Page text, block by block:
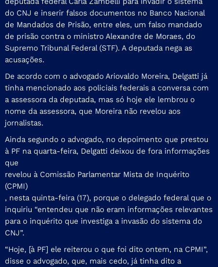
do CNJ e inserir falsos documentos no Banco Nacional
de Mandados de Prisão, entre eles, um falso mandado
de prisão contra o ministro Alexandre de Moraes, do
Supremo Tribunal Federal (STF). A deputada nega as
acusações.
De acordo com o advogado Ariovaldo Moreira, Delgatti já
tinha mencionado aos policiais federais a conversa com
a assessora da deputada, mas só hoje ele lembrou o
nome da assessora, que Moreira não revelou aos
jornalistas.
Ainda segundo o advogado, no depoimento que prestou
à PF na quarta-feira, Delgatti deixou de fora informações
que
revelou à Comissão Parlamentar Mista de Inquérito
(CPMI)
, nesta quinta-feira (17), porque o delegado federal que o
inquiriu “entendeu que não eram informações relevantes
para o inquérito que investiga a invasão do sistema do
CNJ”.
“Hoje, [à PF] ele reiterou o que foi dito ontem, na CPMI”,
disse o advogado, que, mais cedo, já tinha dito a